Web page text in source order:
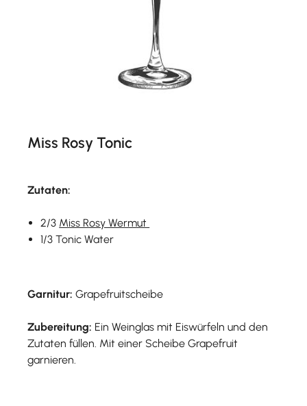
Miss Rosy Tonic
Zutaten:
2/3 Miss Rosy Wermut
1/3 Tonic Water
Garnitur: Grapefruitscheibe
Zubereitung: Ein Weinglas mit Eiswürfeln und den
Zutaten füllen. Mit einer Scheibe Grapefruit
garnieren.